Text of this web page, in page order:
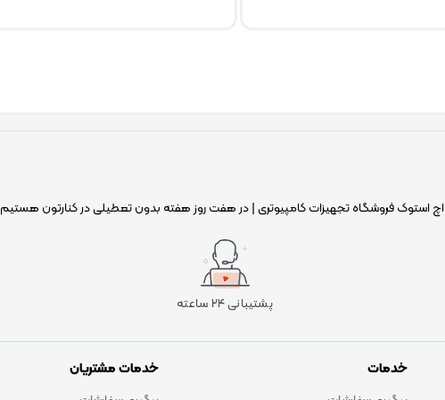
اچ استوک فروشگاه تجهیزات کامپیوتری | در هفت روز هفته بدون تعطیلی در کنارتون هستیم
پشتیبانی ۲۴ ساعته
خدمات خدمات مشتریان